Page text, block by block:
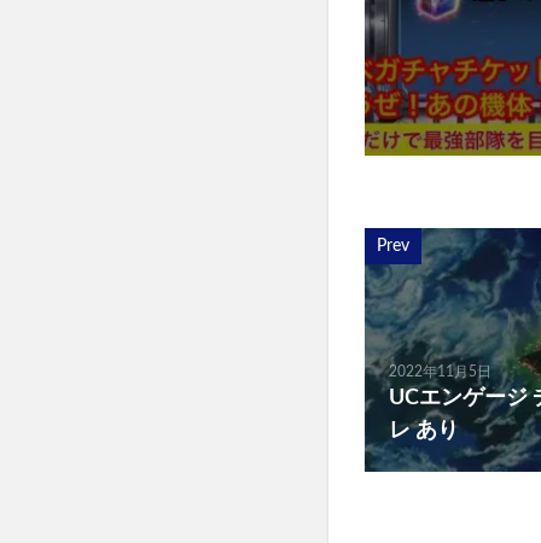
Prev
2022年11月5日
UCエンゲー
レ あり